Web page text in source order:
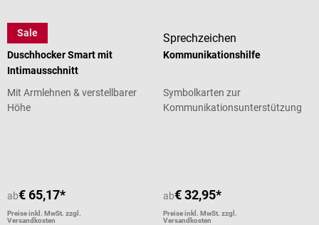
Sale
Careline
Duschhocker Smart mit
Intimausschnitt
Mit Armlehnen & verstellbarer
Höhe
ab€ 65,17*
Preise inkl. MwSt. zzgl.
Versandkosten
Sprechzeichen
Kommunikationshilfe
Symbolkarten zur
Kommunikationsunterstützung
ab€ 32,95*
Preise inkl. MwSt. zzgl.
Versandkosten